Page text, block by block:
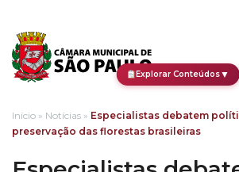
Explorar Conteúdos▼
Início » Notícias » Especialistas debatem
preservação das florestas brasileiras